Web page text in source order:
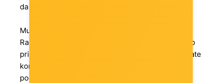
da vas ne ometa tijekom rada.
Multitasking
Rad s više aplikacija ili spajanje na Vaše računalo
prilikom putovanja s Windows 10 Pro se ne morate
koncentrirati na tehničke detalje, već na
pogodnosti koje Vam donose nove inovacije.